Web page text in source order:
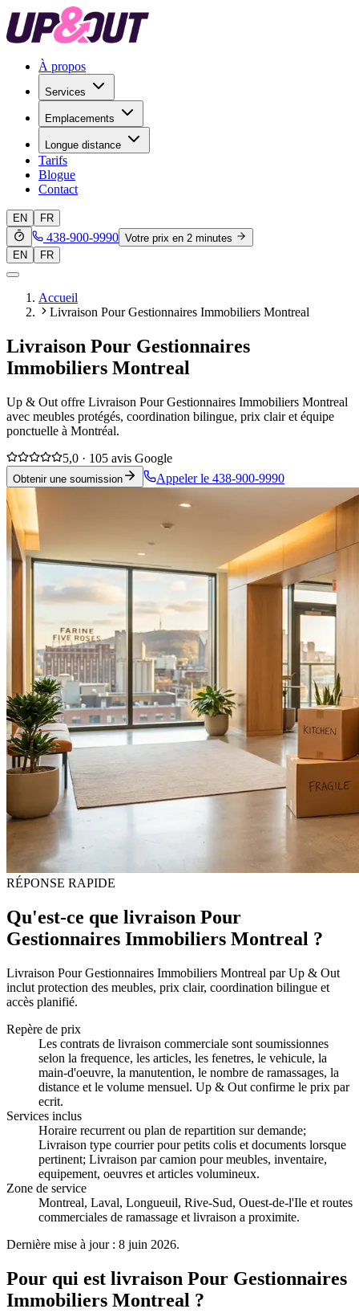
À propos
Services
Emplacements
Longue distance
Tarifs
Blogue
Contact
EN FR
438-900-9990 Votre prix en 2 minutes
EN
FR
Accueil
Livraison Pour Gestionnaires Immobiliers Montreal
Livraison Pour Gestionnaires
Immobiliers Montreal
Up & Out offre Livraison Pour Gestionnaires Immobiliers Montreal
avec meubles protégés, coordination bilingue, prix clair et équipe
ponctuelle à Montréal.
5,0 · 105 avis Google
Obtenir une soumission Appeler le 438-900-9990
RÉPONSE RAPIDE
Qu'est-ce que livraison Pour
Gestionnaires Immobiliers Montreal ?
Livraison Pour Gestionnaires Immobiliers Montreal par Up & Out
inclut protection des meubles, prix clair, coordination bilingue et
accès planifié.
Repère de prix
Les contrats de livraison commerciale sont soumissionnes
selon la frequence, les articles, les fenetres, le vehicule, la
main-d'oeuvre, la manutention, le nombre de ramassages, la
distance et le volume mensuel. Up & Out confirme le prix par
ecrit.
Services inclus
Horaire recurrent ou plan de repartition sur demande;
Livraison type courrier pour petits colis et documents lorsque
pertinent; Livraison par camion pour meubles, inventaire,
equipement, oeuvres et articles volumineux.
Zone de service
Montreal, Laval, Longueuil, Rive-Sud, Ouest-de-l'Ile et routes
commerciales de ramassage et livraison a proximite.
Dernière mise à jour : 8 juin 2026.
Pour qui est livraison Pour Gestionnaires
Immobiliers Montreal ?